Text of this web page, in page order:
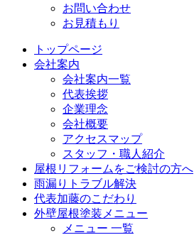
お問い合わせ
お見積もり
トップページ
会社案内
会社案内一覧
代表挨拶
企業理念
会社概要
アクセスマップ
スタッフ・職人紹介
屋根リフォームをご検討の方へ
雨漏りトラブル解決
代表加藤のこだわり
外壁屋根塗装メニュー
メニュー 一覧